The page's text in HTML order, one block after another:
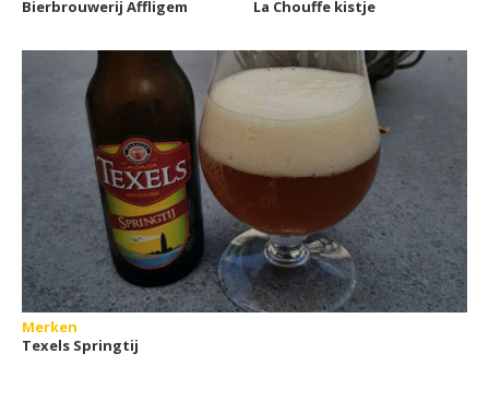
Bierbrouwerij Affligem
La Chouffe kistje
Merken
Texels Springtij